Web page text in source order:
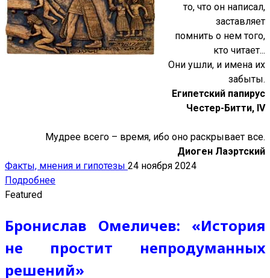
то, что он написал,
заставляет
помнить о нем того,
кто читает...
Они ушли, и имена их
забыты.
Египетский папирус
Честер-Битти, IV
Мудрее всего – время, ибо оно раскрывает все.
Диоген Лаэртский
Факты, мнения и гипотезы 24 ноября 2024
Подробнее
Featured
Бронислав Омеличев: «История
не простит непродуманных
решений»